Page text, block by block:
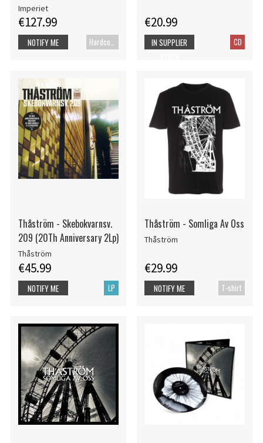
Imperiet
€127.99
Hardcover book
NOTIFY ME
€20.99
CD
IN SUPPLIER
Thåström - Skebokvarnsv.
209 (20Th Anniversary 2Lp)
Thåström
€45.99
LP
NOTIFY ME
Thåström - Somliga Av Oss
Thåström
€29.99
T-shirt
NOTIFY ME